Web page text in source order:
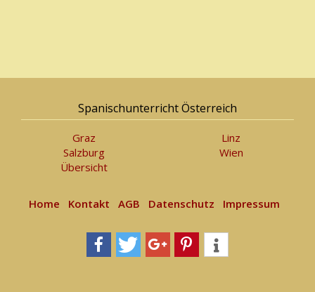
Spanischunterricht Österreich
Graz
Linz
Salzburg
Wien
Übersicht
Home Kontakt AGB Datenschutz Impressum